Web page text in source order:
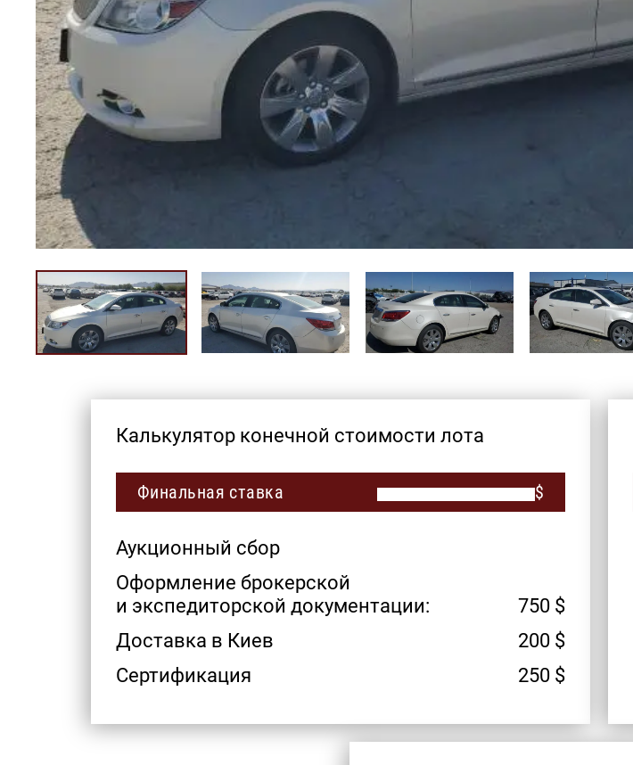
Калькулятор конечной стоимости лота
Финальная ставка $
Аукционный сбор
Оформление брокерской
и экспедиторской документации:
750 $
Доставка в Киев
200 $
Сертификация
250 $